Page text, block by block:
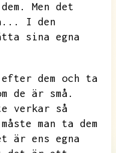
Men det
I den
sina egna
dem och ta
de är små.
verkar så
man ta dem
är ens egna